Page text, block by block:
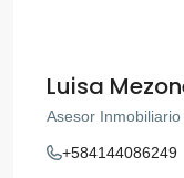
Luisa
Asesor
+584144086249